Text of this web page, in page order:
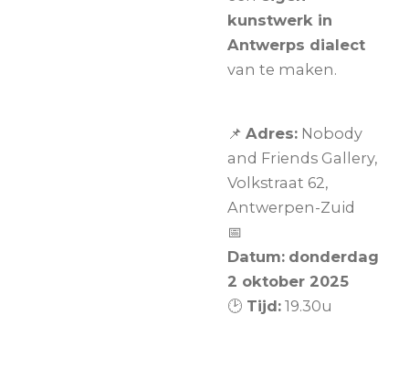
kunstwerk in
Antwerps dialect
van te maken.
📌 Adres: Nobody
and Friends Gallery,
Volkstraat 62,
Antwerpen-Zuid
📅
Datum: donderdag
2 oktober 2025
🕑 Tijd: 19.30u